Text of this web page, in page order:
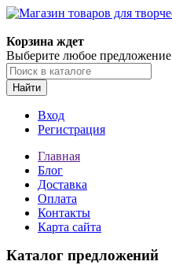
Корзина ждет
Выберите любое предложение
Найти
Вход
Регистрация
Главная
Блог
Доставка
Оплата
Контакты
Карта сайта
Каталог предложений